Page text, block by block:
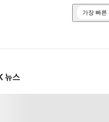
가장 빠른
뉴스